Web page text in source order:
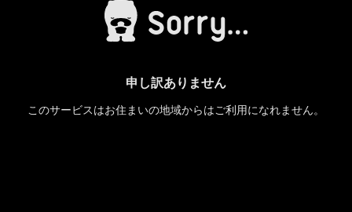
申し訳ありません
このサービスはお住まいの地域からはご利用になれません。